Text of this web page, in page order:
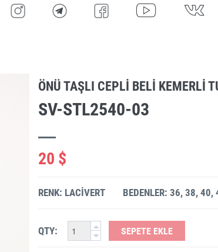
ÖNÜ TAŞLI CEPLI BELI KEMERLI
SV-STL2540-03
20 $
RENK: LACIVERT BEDENLER: 36, 38, 40,
QTY: SEPETE EKLE